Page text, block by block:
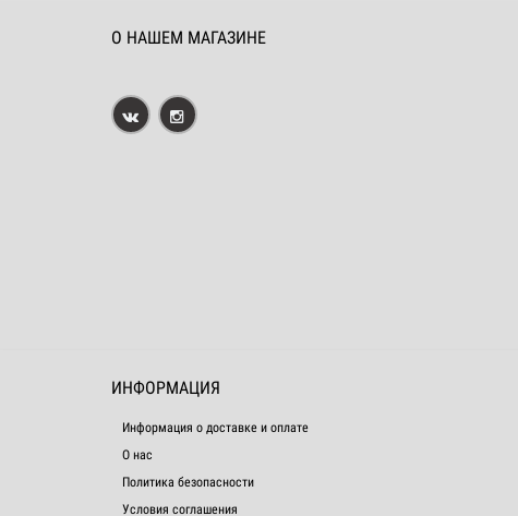
О НАШЕМ МАГАЗИНЕ
ИНФОРМАЦИЯ
Информация о доставке и оплате
О нас
Политика безопасности
Условия соглашения